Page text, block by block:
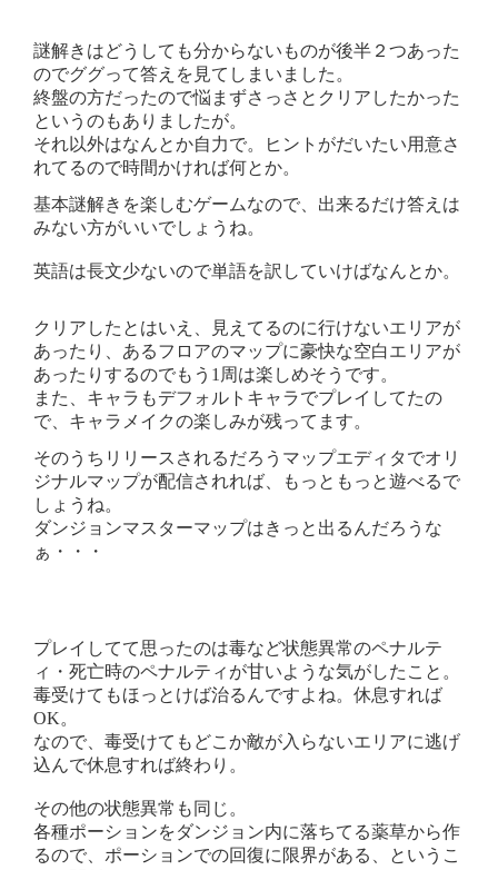
謎解きはどうしても分からないものが後半２つあった
のでググって答えを見てしまいました。
終盤の方だったので悩まずさっさとクリアしたかった
というのもありましたが。
それ以外はなんとか自力で。ヒントがだいたい用意さ
れてるので時間かければ何とか。
基本謎解きを楽しむゲームなので、出来るだけ答えは
みない方がいいでしょうね。
英語は長文少ないので単語を訳していけばなんとか。
クリアしたとはいえ、見えてるのに行けないエリアが
あったり、あるフロアのマップに豪快な空白エリアが
あったりするのでもう1周は楽しめそうです。
また、キャラもデフォルトキャラでプレイしてたの
で、キャラメイクの楽しみが残ってます。
そのうちリリースされるだろうマップエディタでオリ
ジナルマップが配信されれば、もっともっと遊べるで
しょうね。
ダンジョンマスターマップはきっと出るんだろうな
ぁ・・・
プレイしてて思ったのは毒など状態異常のペナルテ
ィ・死亡時のペナルティが甘いような気がしたこと。
毒受けてもほっとけば治るんですよね。休息すれば
OK。
なので、毒受けてもどこか敵が入らないエリアに逃げ
込んで休息すれば終わり。
その他の状態異常も同じ。
各種ポーションをダンジョン内に落ちてる薬草から作
るので、ポーションでの回復に限界がある、というこ